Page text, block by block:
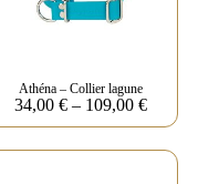
Athéna – Collier lagune
34,00 €– 109,00 €